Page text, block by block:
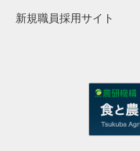
新規職員採用サイト